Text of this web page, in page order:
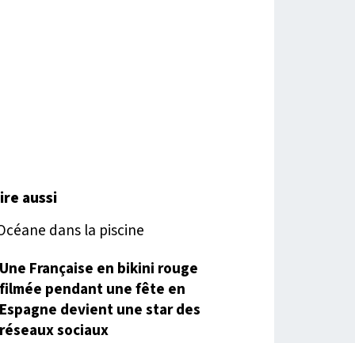
aussi
Une Française en bikini rouge
filmée pendant une fête en
Espagne devient une star des
réseaux sociaux